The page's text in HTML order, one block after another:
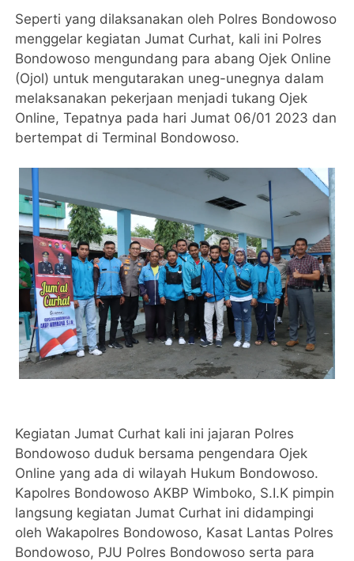
Seperti yang dilaksanakan oleh Polres Bondowoso
menggelar kegiatan Jumat Curhat, kali ini Polres
Bondowoso mengundang para abang Ojek Online
(Ojol) untuk mengutarakan uneg-unegnya dalam
melaksanakan pekerjaan menjadi tukang Ojek
Online, Tepatnya pada hari Jumat 06/01 2023 dan
bertempat di Terminal Bondowoso.
Kegiatan Jumat Curhat kali ini jajaran Polres
Bondowoso duduk bersama pengendara Ojek
Online yang ada di wilayah Hukum Bondowoso.
Kapolres Bondowoso AKBP Wimboko, S.I.K pimpin
langsung kegiatan Jumat Curhat ini didampingi
oleh Wakapolres Bondowoso, Kasat Lantas Polres
Bondowoso, PJU Polres Bondowoso serta para